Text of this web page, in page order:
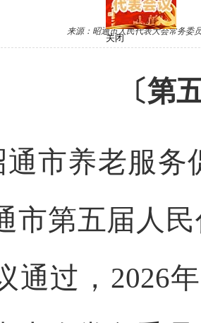
来源：昭通市人民代表大会常务委
〔第
通市养老服
市第五届人
通过，2026